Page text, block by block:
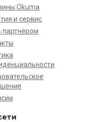
Okuma
и сервис
партнёром